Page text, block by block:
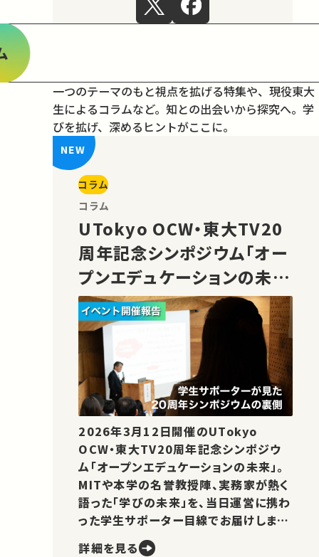
一つのテーマのもと視点を拡げる特集や、現役東大
生によるコラムなど。 知との出会いから探究へ。学
びを拡げ、深めるヒントがここに。
コラム
コラム
UTokyo OCW・東大TV20
周年記念シンポジウム「オー
プンエデュケーションの未
来」の様子をご紹介！
2026年3月12日開催のUTokyo
OCW・東大TV20周年記念シンポジウ
ム「オープンエデュケーションの未来」。
MITや本学の名誉教授陣、実務家が熱く
語った「学びの未来」を、当日運営に携わ
った学生サポーター目線でお届けしま
詳細を見る